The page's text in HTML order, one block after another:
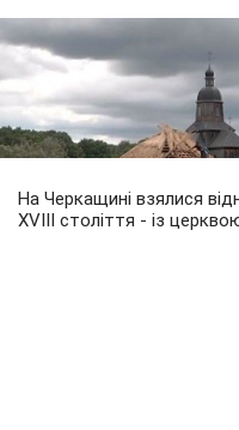
На Черкащині взялися
XVIII століття - із